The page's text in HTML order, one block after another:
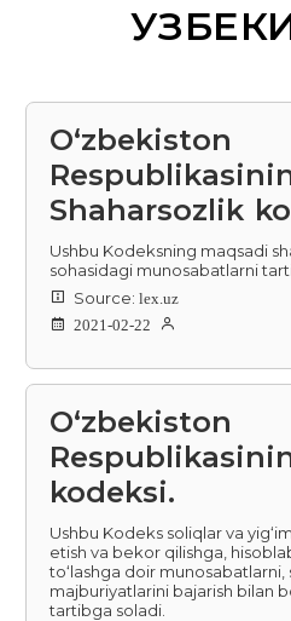
O‘zbekiston
Shaharsozlik
Ushbu Kodeksning maqsadi
sohasidagi munosabatlarni
Source: lex.uz
2021-02-22
O‘zbekiston
kodeksi.
Ushbu Kodeks soliqlar va
etish va bekor qilishga,
to‘lashga doir
majburiyatlarini bajarish bilan
tartibga soladi.